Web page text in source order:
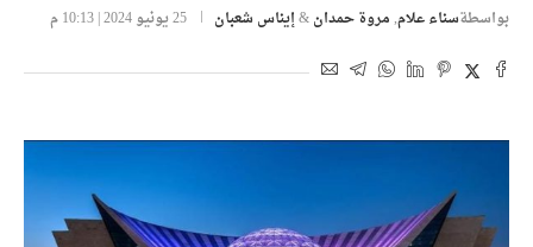
بواسطةسناء علام,مروة حمدان&إيناس شعبان 25 يونيو 2024 | 10:13 م